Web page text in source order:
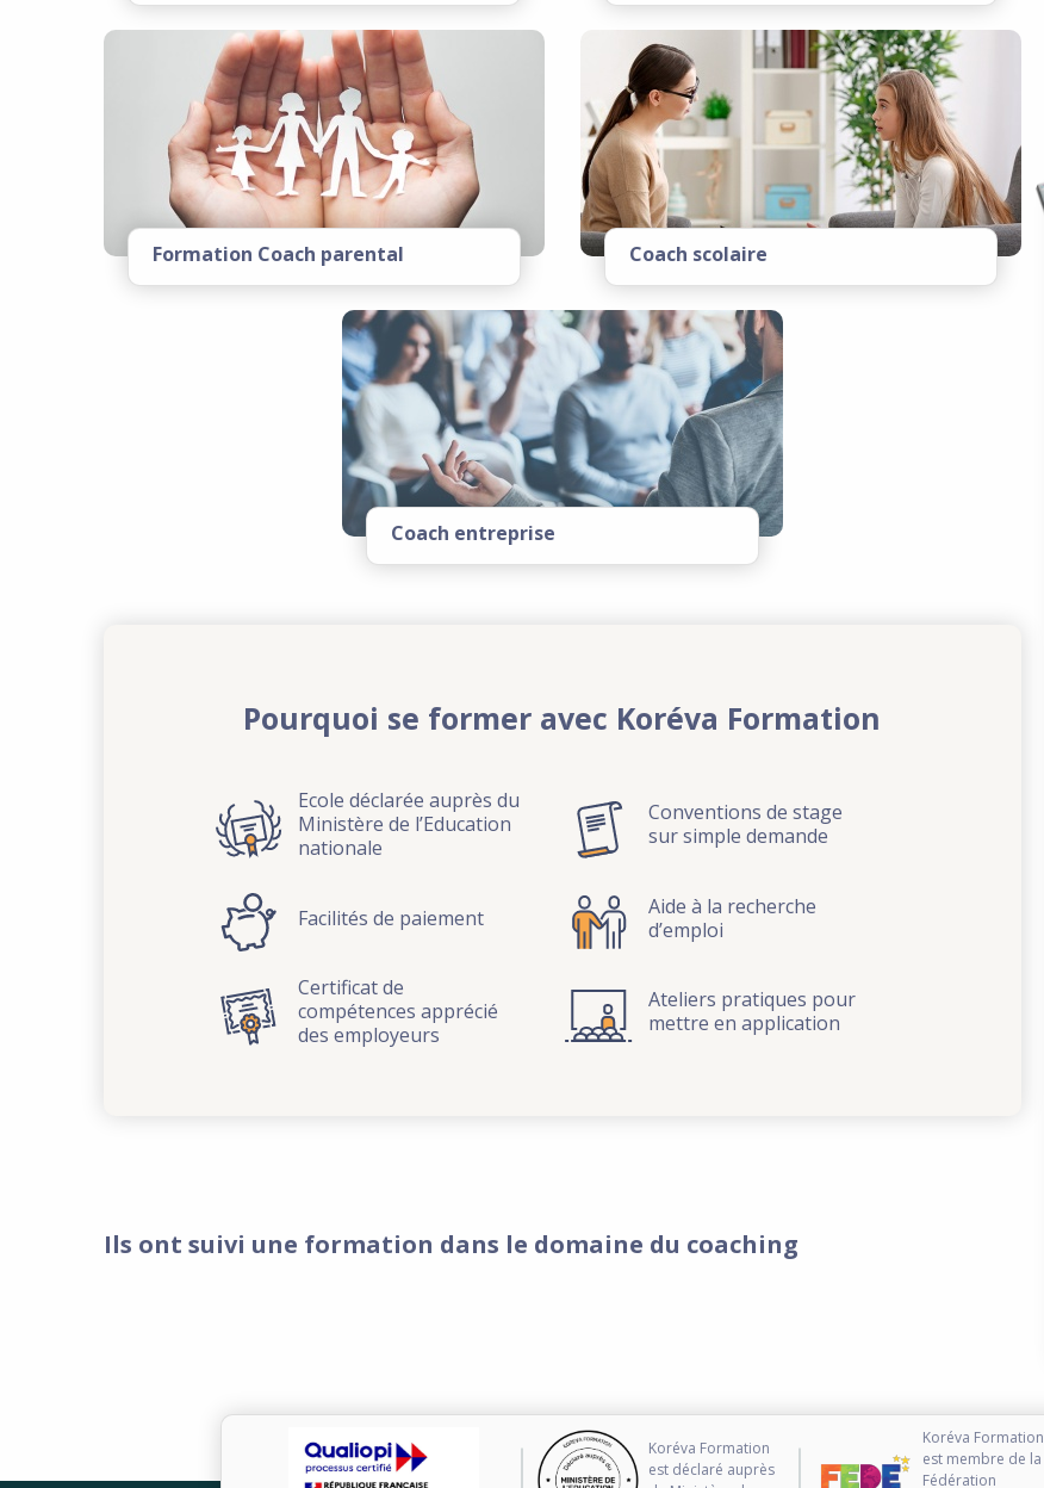
Formation Coach parental Coach scolaire
Coach entreprise
Pourquoi se former avec Koréva Formation
Ecole déclarée auprès du
Ministère de l’Education
nationale
Conventions de stage
sur simple demande
Facilités de paiement
Aide à la recherche
d’emploi
Certificat de
compétences apprécié
des employeurs
Ateliers pratiques pour
mettre en application
Ils ont suivi une formation dans le domaine du coaching
Koréva Formation
est déclaré auprès
Koréva Formation
est membre de la
Fédération